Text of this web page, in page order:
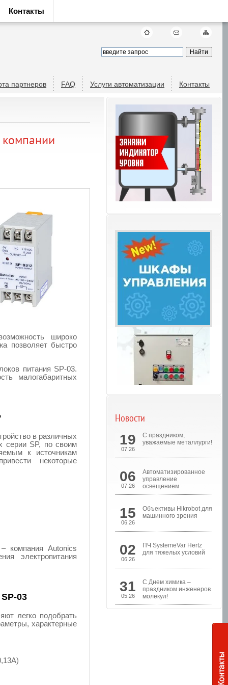
Контакты
партнеров FAQ Услуги автоматизации Контакты
широко
позволяет быстро
питания SP-03.
малогабаритных
в различных
серии SP, по своим
к источникам
некоторые
компания Autonics
электропитания
03
легко подобрать
характерные
Шкафы управления
насосами
Новости
19
07.26
С праздником,
уважаемые металлурги!
06
07.26
Автоматизированное
управление
освещением
15
06.26
Объективы Hikrobot для
машинного зрения
02
06.26
ПЧ SystemeVar Hertz
для тяжелых условий
31
05.26
С Днем химика –
праздником инженеров
молекул!